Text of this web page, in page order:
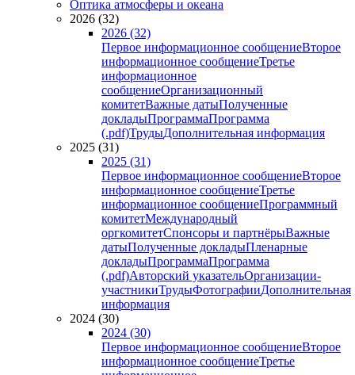
Оптика атмосферы и океана
2026 (32)
2026 (32)
Первое информационное сообщениеВторое
информационное сообщениеТретье
информационное
сообщениеОрганизационный
комитетВажные датыПолученные
докладыПрограммаПрограмма
(.pdf)ТрудыДополнительная информация
2025 (31)
2025 (31)
Первое информационное сообщениеВторое
информационное сообщениеТретье
информационное сообщениеПрограммный
комитетМеждународный
оргкомитетСпонсоры и партнёрыВажные
датыПолученные докладыПленарные
докладыПрограммаПрограмма
(.pdf)Авторский указательОрганизации-
участникиТрудыФотографииДополнительная
информация
2024 (30)
2024 (30)
Первое информационное сообщениеВторое
информационное сообщениеТретье